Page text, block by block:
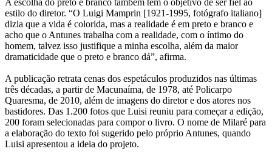
A escolha do preto e branco também tem o objetivo de ser fiel ao
estilo do diretor. “O Luigi Mamprin [1921-1995, fotógrafo italiano]
dizia que a vida é colorida, mas a realidade é em preto e branco e
acho que o Antunes trabalha com a realidade, com o íntimo do
homem, talvez isso justifique a minha escolha, além da maior
dramaticidade que o preto e branco dá”, afirma.
A publicação retrata cenas dos espetáculos produzidos nas últimas
três décadas, a partir de Macunaíma, de 1978, até Policarpo
Quaresma, de 2010, além de imagens do diretor e dos atores nos
bastidores. Das 1.200 fotos que Luisi reuniu para começar a edição,
200 foram selecionadas para compor o livro. O nome de Milaré para
a elaboração do texto foi sugerido pelo próprio Antunes, quando
Luisi apresentou a ideia do projeto.